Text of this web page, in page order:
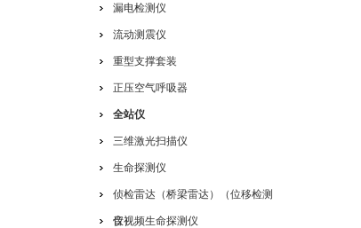
漏电检测仪
流动测震仪
重型支撑套装
正压空气呼吸器
全站仪
三维激光扫描仪
生命探测仪
侦检雷达（桥梁雷达）（位移检测
仪）
音视频生命探测仪